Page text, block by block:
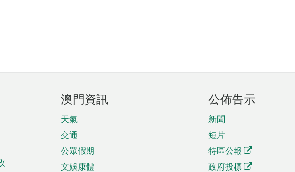
澳門資訊
天氣
交通
公眾假期
文娛康體
公佈告示
新聞
短片
特區公報
政府投標